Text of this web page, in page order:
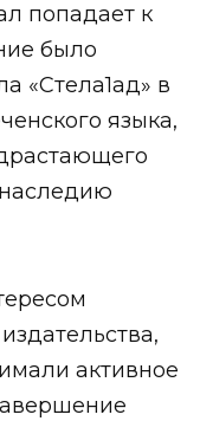
попадает к
было
«Стела1ад» в
языка,
активное